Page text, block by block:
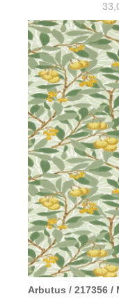
Arbutus / 217356 /